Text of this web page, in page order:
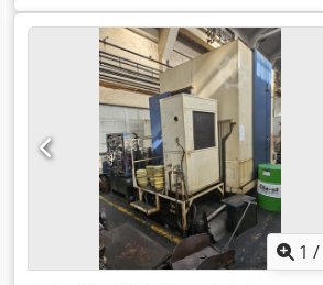
1 /